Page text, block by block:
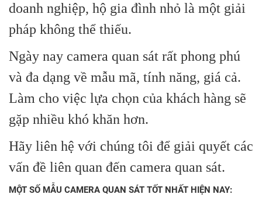
doanh nghiệp, hộ gia đình nhỏ là một giải
pháp không thể thiếu.
Ngày nay camera quan sát rất phong phú
và đa dạng về mẫu mã, tính năng, giá cả.
Làm cho việc lựa chọn của khách hàng sẽ
gặp nhiều khó khăn hơn.
Hãy liên hệ với chúng tôi để giải quyết các
vấn đề liên quan đến camera quan sát.
MỘT SỐ MẪU CAMERA QUAN SÁT TỐT NHẤT HIỆN NAY: